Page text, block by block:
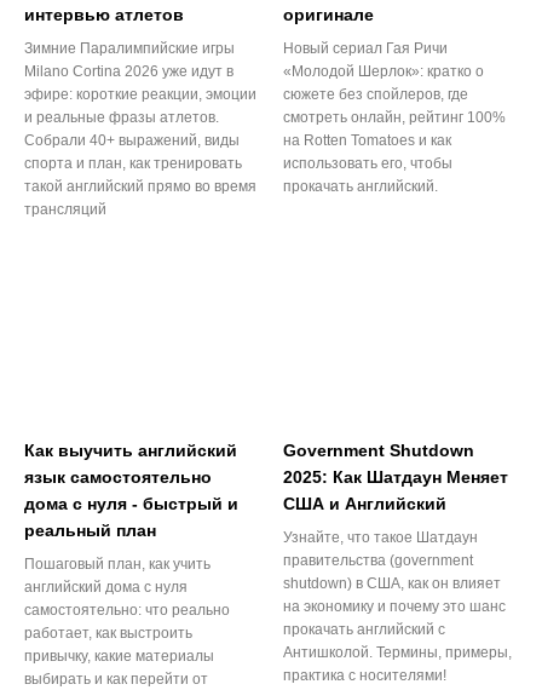
интервью атлетов
Зимние Паралимпийские игры
Milano Cortina 2026 уже идут в
эфире: короткие реакции, эмоции
и реальные фразы атлетов.
Собрали 40+ выражений, виды
спорта и план, как тренировать
такой английский прямо во время
трансляций
оригинале
Новый сериал Гая Ричи
«Молодой Шерлок»: кратко о
сюжете без спойлеров, где
смотреть онлайн, рейтинг 100%
на Rotten Tomatoes и как
использовать его, чтобы
прокачать английский.
Как выучить английский
язык самостоятельно
дома с нуля - быстрый и
реальный план
Пошаговый план, как учить
английский дома с нуля
самостоятельно: что реально
работает, как выстроить
привычку, какие материалы
выбирать и как перейти от
Government Shutdown
2025: Как Шатдаун Меняет
США и Английский
Узнайте, что такое Шатдаун
правительства (government
shutdown) в США, как он влияет
на экономику и почему это шанс
прокачать английский с
Антишколой. Термины, примеры,
практика с носителями!